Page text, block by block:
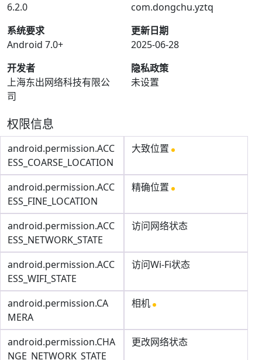
6.2.0
com.dongchu.yztq
系统要求
Android 7.0+
更新日期
2025-06-28
开发者
上海东出网络科技有限公
司
隐私政策
未设置
权限信息
android.permission.ACC
ESS_COARSE_LOCATION
大致位置
android.permission.ACC
ESS_FINE_LOCATION
精确位置
android.permission.ACC
ESS_NETWORK_STATE
访问网络状态
android.permission.ACC
ESS_WIFI_STATE
访问Wi-Fi状态
android.permission.CA
MERA
相机
android.permission.CHA
NGE_NETWORK_STATE
更改网络状态